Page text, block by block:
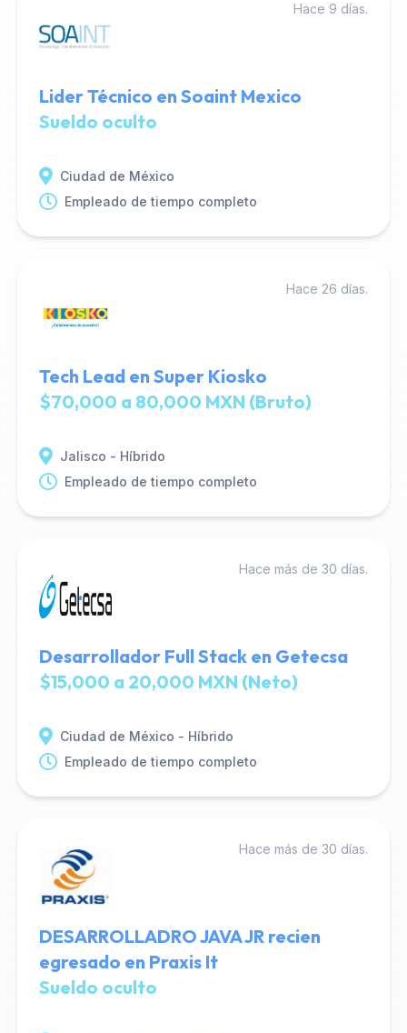
Hace 9 días.
Lider Técnico en Soaint Mexico
Sueldo oculto
Ciudad de México
Empleado de tiempo completo
Hace 26 días.
Tech Lead en Super Kiosko
$70,000 a 80,000 MXN (Bruto)
Jalisco - Híbrido
Empleado de tiempo completo
Hace más de 30 días.
Desarrollador Full Stack en Getecsa
$15,000 a 20,000 MXN (Neto)
Ciudad de México - Híbrido
Empleado de tiempo completo
Hace más de 30 días.
DESARROLLADRO JAVA JR recien
egresado en Praxis It
Sueldo oculto